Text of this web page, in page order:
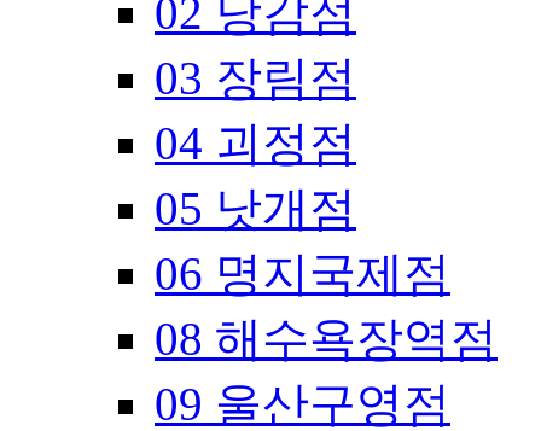
02 당감점
03 장림점
04 괴정점
05 낫개점
06 명지국제점
08 해수욕장역점
09 울산구영점